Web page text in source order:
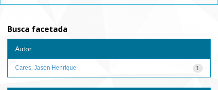
Busca facetada
Autor
1
Cares, Jason Henrique